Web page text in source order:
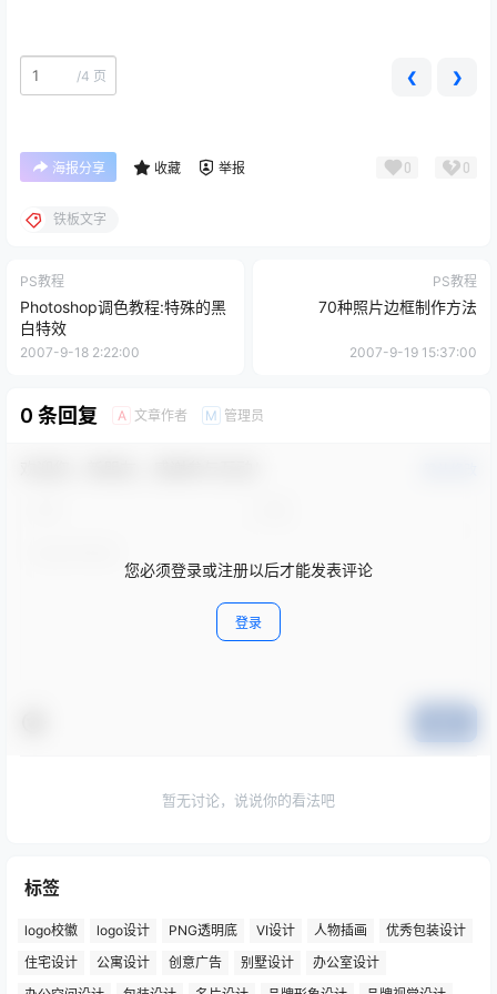
/4 页 ❮ ❯
海报分享 收藏 举报 0 0
铁板文字
PS教程
Photoshop调色教程:特殊的黑
白特效
2007-9-18 2:22:00
PS教程
70种照片边框制作方法
2007-9-19 15:37:00
0 条回复 A 文章作者 M 管理员
您必须登录或注册以后才能发表评论
登录
暂无讨论，说说你的看法吧
标签
logo校徽 logo设计 PNG透明底 VI设计 人物插画
优秀包装设计
住宅设计
公寓设计 创意广告 别墅设计
办公室设计